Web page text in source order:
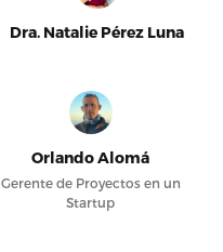
Dra. Natalie Pérez Luna
Orlando Alomá
Gerente de Proyectos en un
Startup